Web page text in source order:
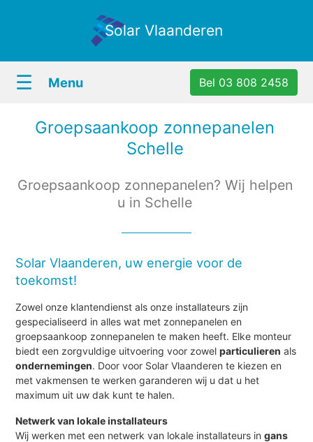
Solar Vlaanderen
☰ Menu Bel 03 808 2458
Groepsaankoop zonnepanelen
Schelle
Groepsaankoop zonnepanelen? Wij helpen
u in Schelle
Solar Vlaanderen, uw energie voor de
toekomst!
Zowel onze klantendienst als onze installateurs zijn
gespecialiseerd in alles wat met zonnepanelen en
groepsaankoop zonnepanelen te maken heeft. Elke monteur
biedt een zorgvuldige uitvoering voor zowelparticulieren als
ondernemingen. Door voor Solar Vlaanderen te kiezen en
met vakmensen te werken garanderen wij u dat u het
maximum uit uw dak kunt te halen.
Netwerk van lokale installateurs
Wij werken met een netwerk van lokale installateurs ingans